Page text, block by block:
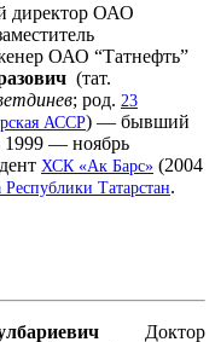
директор ОАО
ОАО “Татнефть”
(тат.
; род. 23
АССР) — бывший
1999 — ноябрь
ХСК «Ак Барс» (2004
Республики Татарстан.
Доктор